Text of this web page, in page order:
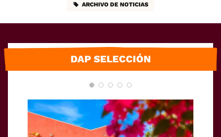
ARCHIVO DE NOTICIAS
DAP SELECCIÓN